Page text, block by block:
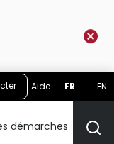
Aide FR EN
démarches